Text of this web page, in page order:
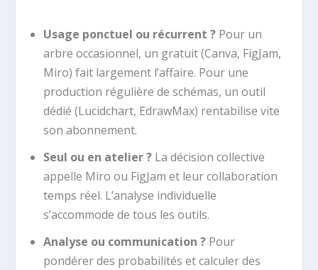
Usage ponctuel ou récurrent ?Pour un
arbre occasionnel, un gratuit (Canva, FigJam,
Miro) fait largement l’affaire. Pour une
production régulière de schémas, un outil
dédié (Lucidchart, EdrawMax) rentabilise vite
son abonnement.
Seul ou en atelier ?La décision collective
appelle Miro ou FigJam et leur collaboration
temps réel. L’analyse individuelle
s’accommode de tous les outils.
Analyse ou communication ?Pour
pondérer des probabilités et calculer des